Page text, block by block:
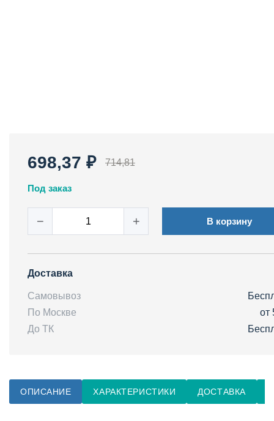
698,37 ₽ 714,81
Под заказ
− + В корзину
Доставка
Самовывоз
По Москве
от
До ТК
ОПИСАНИЕ ХАРАКТЕРИСТИКИ ДОСТАВКА